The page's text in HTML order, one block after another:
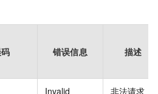
错误信息 描述
Invalid 非法请求：